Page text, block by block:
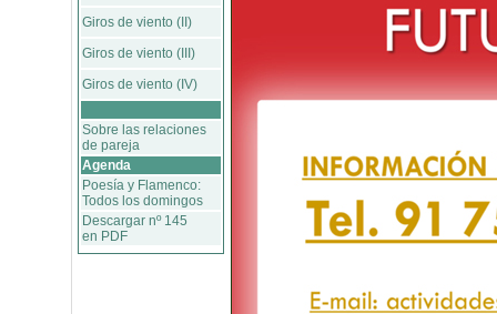
Giros de viento (II)
Giros de viento (III)
Giros de viento (IV)
Sobre las relaciones
de pareja
Agenda
Poesía y Flamenco:
Todos los domingos
Descargar nº 145
en PDF